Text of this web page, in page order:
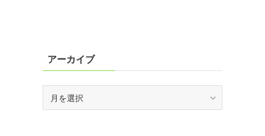
アーカイブ